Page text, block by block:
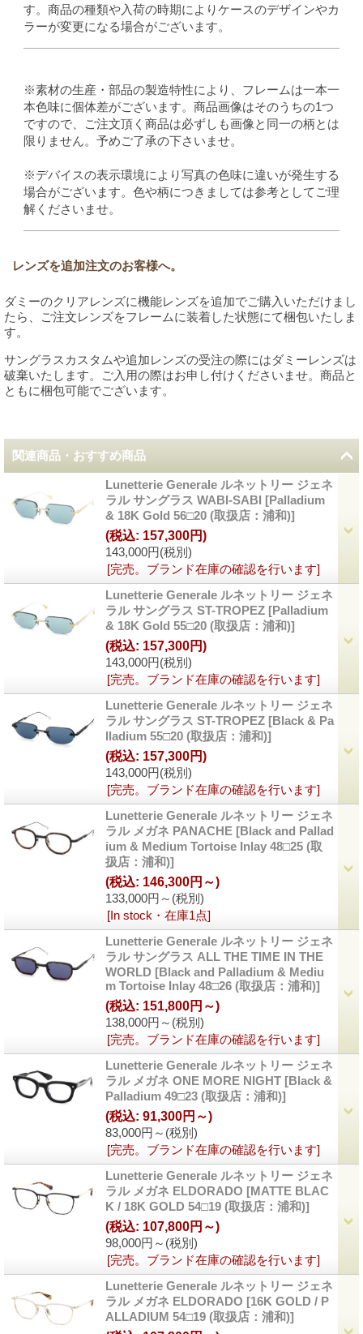
す。商品の種類や入荷の時期によりケースのデザインやカ
ラーが変更になる場合がございます。
※素材の生産・部品の製造特性により、フレームは一本一
本色味に個体差がございます。商品画像はそのうちの1つ
ですので、ご注文頂く商品は必ずしも画像と同一の柄とは
限りません。予めご了承の下さいませ。
※デバイスの表示環境により写真の色味に違いが発生する
場合がございます。色や柄につきましては参考としてご理
解くださいませ。
レンズを追加注文のお客様へ。
ダミーのクリアレンズに機能レンズを追加でご購入いただけまし
たら、ご注文レンズをフレームに装着した状態にて梱包いたしま
す。
サングラスカスタムや追加レンズの受注の際にはダミーレンズは
破棄いたします。ご入用の際はお申し付けくださいませ。商品と
ともに梱包可能でございます。
関連商品・おすすめ商品
Lunetterie Generale ルネットリー ジェネ
ラル サングラス WABI-SABI [Palladium
& 18K Gold 56□20 (取扱店：浦和)]
143,000円(税別)
(税込: 157,300円)
[完売。ブランド在庫の確認を行います]
Lunetterie Generale ルネットリー ジェネ
ラル サングラス ST-TROPEZ [Palladium
& 18K Gold 55□20 (取扱店：浦和)]
143,000円(税別)
(税込: 157,300円)
[完売。ブランド在庫の確認を行います]
Lunetterie Generale ルネットリー ジェネ
ラル サングラス ST-TROPEZ [Black & Pa
lladium 55□20 (取扱店：浦和)]
143,000円(税別)
(税込: 157,300円)
[完売。ブランド在庫の確認を行います]
Lunetterie Generale ルネットリー ジェネ
ラル メガネ PANACHE [Black and Pallad
ium & Medium Tortoise Inlay 48□25 (取
扱店：浦和)]
133,000円～ (税別)
(税込: 146,300円～)
[In stock・在庫1点]
Lunetterie Generale ルネットリー ジェネ
ラル サングラス ALL THE TIME IN THE
WORLD [Black and Palladium & Mediu
m Tortoise Inlay 48□26 (取扱店：浦和)]
138,000円～ (税別)
(税込: 151,800円～)
[完売。ブランド在庫の確認を行います]
Lunetterie Generale ルネットリー ジェネ
ラル メガネ ONE MORE NIGHT [Black &
Palladium 49□23 (取扱店：浦和)]
83,000円～ (税別)
(税込: 91,300円～)
[完売。ブランド在庫の確認を行います]
Lunetterie Generale ルネットリー ジェネ
ラル メガネ ELDORADO [MATTE BLAC
K / 18K GOLD 54□19 (取扱店：浦和)]
98,000円～ (税別)
(税込: 107,800円～)
[完売。ブランド在庫の確認を行います]
Lunetterie Generale ルネットリー ジェネ
ラル メガネ ELDORADO [16K GOLD / P
ALLADIUM 54□19 (取扱店：浦和)]